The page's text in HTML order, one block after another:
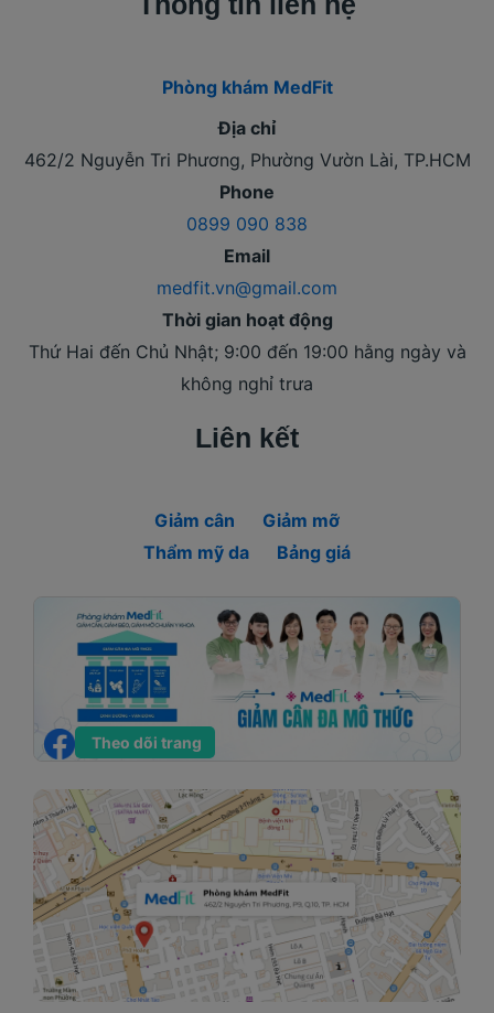
Phòng khám MedFit
Địa chỉ
462/2 Nguyễn Tri Phương, Phường Vườn Lài, TP.HCM
Phone
0899 090 838
Email
medfit.vn@gmail.com
Thời gian hoạt động
Thứ Hai đến Chủ Nhật; 9:00 đến 19:00 hằng ngày và
không nghỉ trưa
Liên kết
Giảm cân
Giảm mỡ
Thẩm mỹ da
Bảng giá
Theo dõi trang